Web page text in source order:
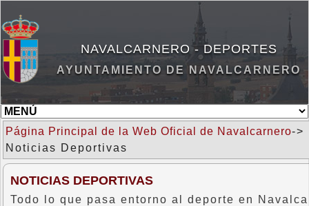
NAVALCARNERO - DEPORTES
AYUNTAMIENTO DE NAVALCARNERO
Página Principal de la Web Oficial de Navalcarnero->
Noticias Deportivas
NOTICIAS DEPORTIVAS
Todo lo que pasa entorno al deporte en